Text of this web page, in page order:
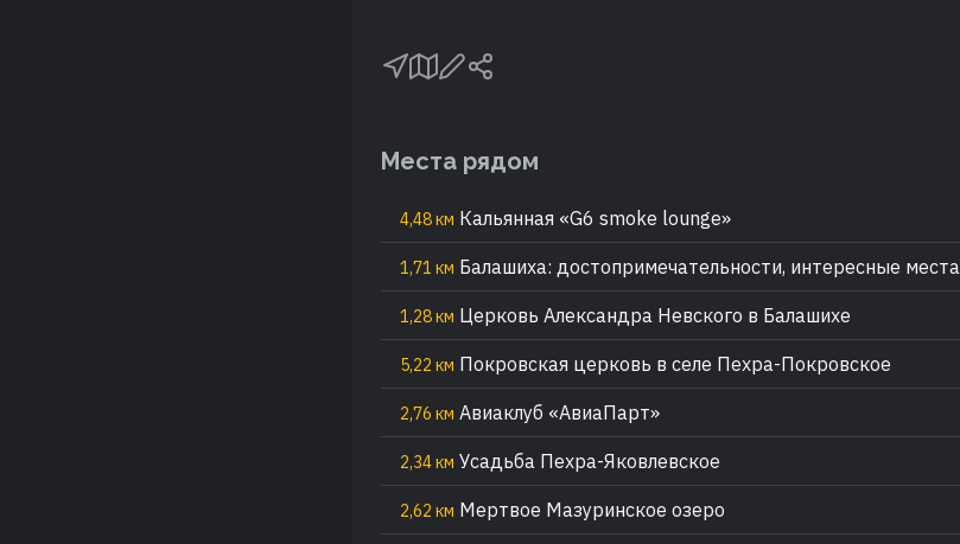
Места рядом
4,48 км Кальянная «G6 smoke lounge»
1,71 км Балашиха: достопримечательности, интересные места
1,28 км Церковь Александра Невского в Балашихе
5,22 км Покровская церковь в селе Пехра-Покровское
2,76 км Авиаклуб «АвиаПарт»
2,34 км Усадьба Пехра-Яковлевское
2,62 км Мертвое Мазуринское озеро